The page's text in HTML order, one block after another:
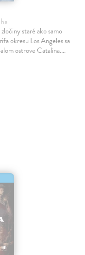
staré ako samo
okresu Los Angeles sa
ostrove Catalina.…